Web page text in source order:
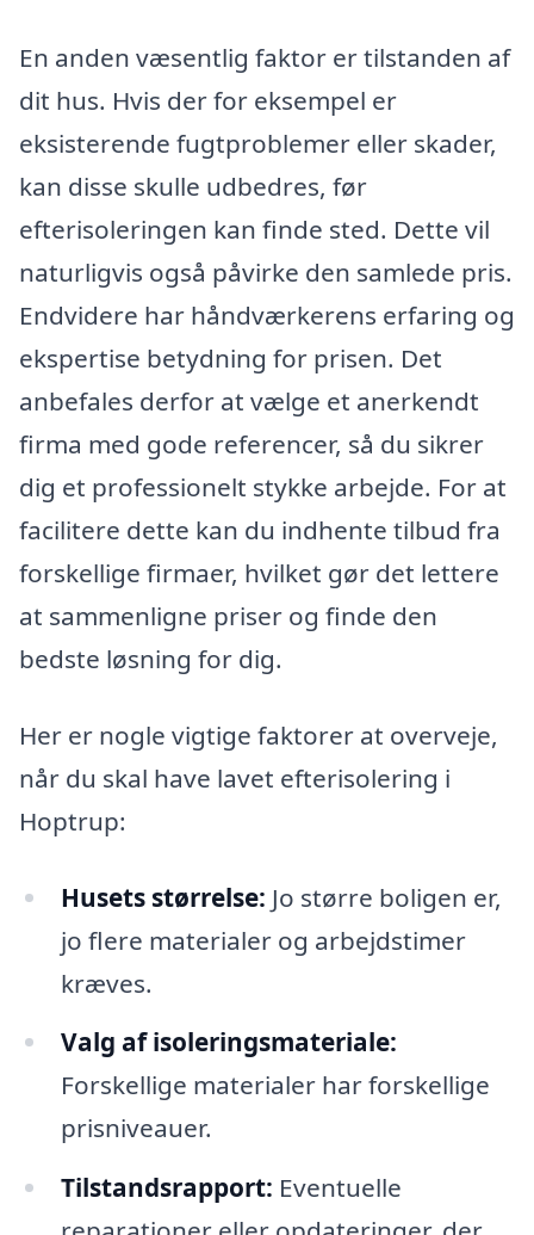
En anden væsentlig faktor er tilstanden af
dit hus. Hvis der for eksempel er
eksisterende fugtproblemer eller skader,
kan disse skulle udbedres, før
efterisoleringen kan finde sted. Dette vil
naturligvis også påvirke den samlede pris.
Endvidere har håndværkerens erfaring og
ekspertise betydning for prisen. Det
anbefales derfor at vælge et anerkendt
firma med gode referencer, så du sikrer
dig et professionelt stykke arbejde. For at
facilitere dette kan du indhente tilbud fra
forskellige firmaer, hvilket gør det lettere
at sammenligne priser og finde den
bedste løsning for dig.
Her er nogle vigtige faktorer at overveje,
når du skal have lavet efterisolering i
Hoptrup:
Husets størrelse: Jo større boligen er,
jo flere materialer og arbejdstimer
kræves.
Valg af isoleringsmateriale:
Forskellige materialer har forskellige
prisniveauer.
Tilstandsrapport: Eventuelle